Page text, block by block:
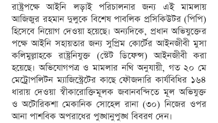
রাষ্ট্রপক্ষে আইনি লড়াই পরিচালনার জন্য এই মামলায়
আজিজুর রহমান দুলুকে বিশেষ পাবলিক প্রসিকিউটর (পিপি)
হিসেবে নিয়োগ দেওয়া হয়েছে। অন্যদিকে, প্রধান অভিযুক্তের
পক্ষে আইনি সহায়তার জন্য সুপ্রিম কোর্টের আইনজীবী মুসা
কলিমুল্লাহকে রাষ্ট্রনিযুক্ত (স্টেট ডিফেন্স) আইনজীবী করা
হয়েছে। অভিযোগপত্র ও মামলার নথি অনুযায়ী, গত ২০ মে
মেট্রোপলিটন ম্যাজিস্ট্রেটের কাছে ফৌজদারি কার্যবিধির ১৬৪
ধারায় দেওয়া স্বীকারোক্তিমূলক জবানবন্দিতে মূল অভিযুক্ত
ও অটোরিকশা মেকানিক সোহেল রানা (৩০) নিজের ওপর
আনা পাশবিক অপরাধের পুঙ্খানুপুঙ্খ বিবরণ দেন।